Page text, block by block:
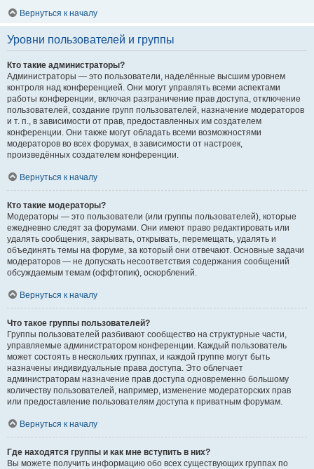
Вернуться к началу
Уровни пользователей и группы
Кто такие администраторы?
Администраторы — это пользователи, наделённые высшим уровнем
контроля над конференцией. Они могут управлять всеми аспектами
работы конференции, включая разграничение прав доступа, отключение
пользователей, создание групп пользователей, назначение модераторов
и т. п., в зависимости от прав, предоставленных им создателем
конференции. Они также могут обладать всеми возможностями
модераторов во всех форумах, в зависимости от настроек,
произведённых создателем конференции.
Вернуться к началу
Кто такие модераторы?
Модераторы — это пользователи (или группы пользователей), которые
ежедневно следят за форумами. Они имеют право редактировать или
удалять сообщения, закрывать, открывать, перемещать, удалять и
объединять темы на форуме, за который они отвечают. Основные задачи
модераторов — не допускать несоответствия содержания сообщений
обсуждаемым темам (оффтопик), оскорблений.
Вернуться к началу
Что такое группы пользователей?
Группы пользователей разбивают сообщество на структурные части,
управляемые администратором конференции. Каждый пользователь
может состоять в нескольких группах, и каждой группе могут быть
назначены индивидуальные права доступа. Это облегчает
администраторам назначение прав доступа одновременно большому
количеству пользователей, например, изменение модераторских прав
или предоставление пользователям доступа к приватным форумам.
Вернуться к началу
Где находятся группы и как мне вступить в них?
Вы можете получить информацию обо всех существующих группах по